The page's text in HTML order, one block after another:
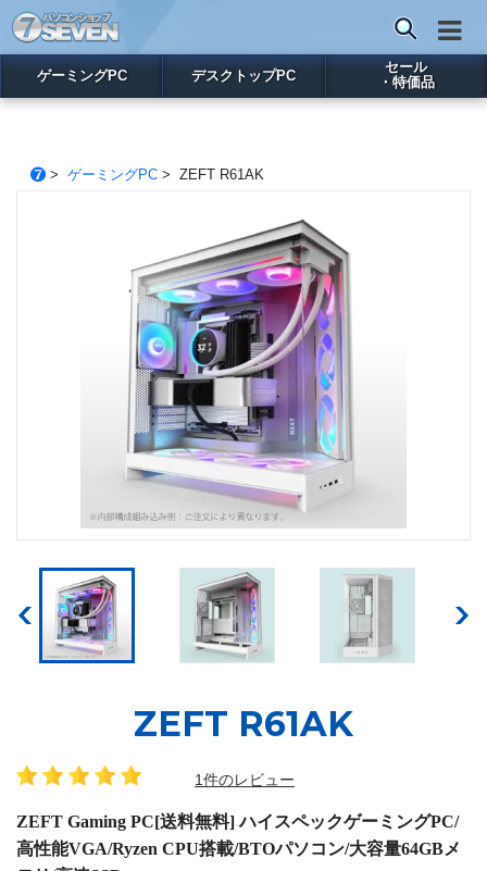
ゲーミングPC デスクトップPC
セール
・特価品
> ゲーミングPC> ZEFT R61AK
ZEFT R61AK
1件のレビュー
ZEFT Gaming PC[送料無料] ハイスペックゲーミングPC/
高性能VGA/Ryzen CPU搭載/BTOパソコン/大容量64GBメ